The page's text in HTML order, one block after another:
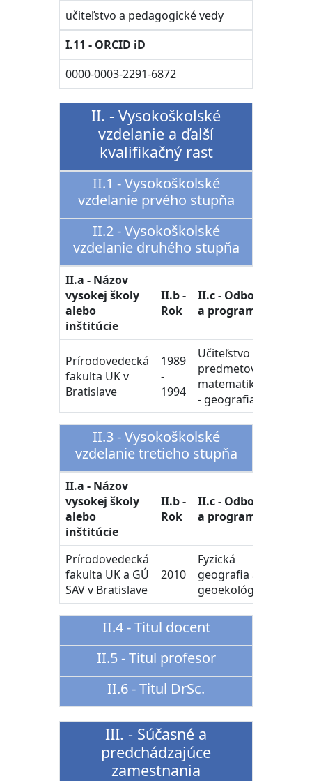
učiteľstvo a pedagogické vedy
I.11 - ORCID iD
0000-0003-2291-6872
II. - Vysokoškolské
vzdelanie a ďalší
kvalifikačný rast
II.1 - Vysokoškolské
vzdelanie prvého stupňa
II.2 - Vysokoškolské
vzdelanie druhého stupňa
II.a - Názov
vysokej školy
alebo
inštitúcie
II.b -
Rok
II.c - Odbor
a program
Prírodovedecká
fakulta UK v
Bratislave
1989
-
1994
Učiteľstvo
predmetov:
matematika
- geografia
II.3 - Vysokoškolské
vzdelanie tretieho stupňa
II.a - Názov
vysokej školy
alebo
inštitúcie
II.b -
Rok
II.c - Odbor
a program
Prírodovedecká
fakulta UK a GÚ
SAV v Bratislave
2010
Fyzická
geografia a
geoekológia
II.4 - Titul docent
II.5 - Titul profesor
II.6 - Titul DrSc.
III. - Súčasné a
predchádzajúce
zamestnania